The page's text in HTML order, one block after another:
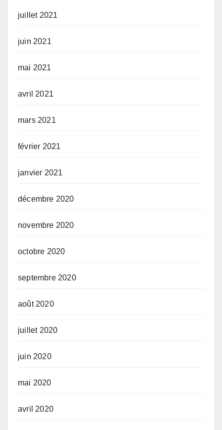
juillet 2021
juin 2021
mai 2021
avril 2021
mars 2021
février 2021
janvier 2021
décembre 2020
novembre 2020
octobre 2020
septembre 2020
août 2020
juillet 2020
juin 2020
mai 2020
avril 2020